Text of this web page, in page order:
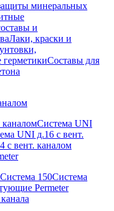
минеральных
и
Лаки, краски и
Составы для
каналомСистема UNI
UNI д.16 с вент.
с вент. каналом
Система 150Система
Permeter